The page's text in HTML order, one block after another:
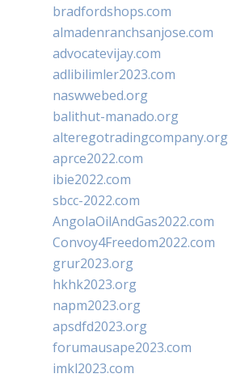
bradfordshops.com
almadenranchsanjose.com
advocatevijay.com
adlibilimler2023.com
naswwebed.org
balithut-manado.org
alteregotradingcompany.org
aprce2022.com
ibie2022.com
sbcc-2022.com
AngolaOilAndGas2022.com
Convoy4Freedom2022.com
grur2023.org
hkhk2023.org
napm2023.org
apsdfd2023.org
forumausape2023.com
imkl2023.com